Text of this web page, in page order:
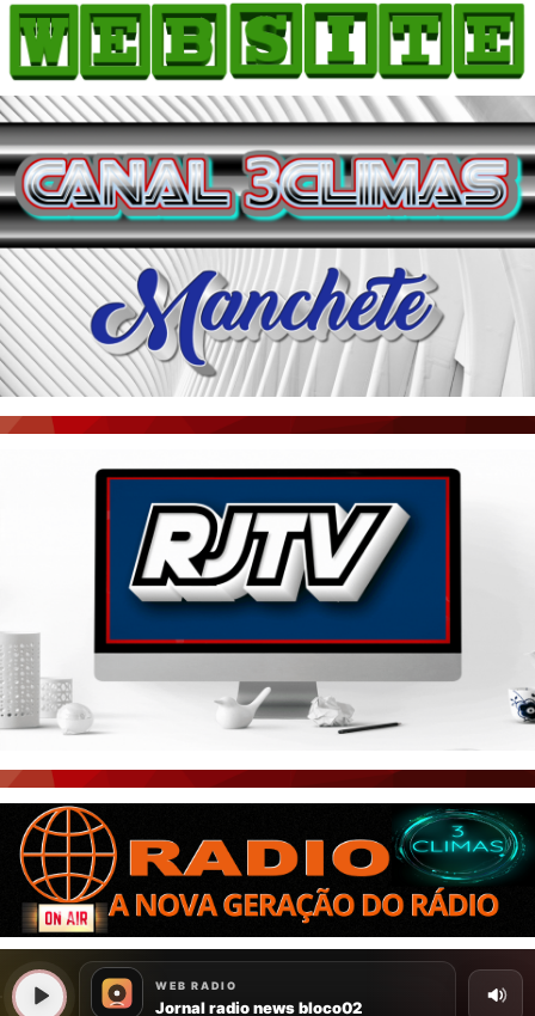
HOME
COMO ANUNCIAR
JORNAIS DO BRASIL
PODCAST/NOTÍCIAS
AS NOTÍCIAS DO DIA
ACONTECEU...VIROU MANCHETE!
BLOGS & COLUNAS
AGÊNCIA DE NOTÍCIAS
CNN BRASIL
PORTAL CEARÁ
ÚLTIMAS POSTAGENS
BOAS NOTÍCIAS...VIRAM MANCHETE!
CEARÁ BRASIL NOTÍCIAS
CEARÁ BRASIL MUNDO 1
BRASIL DE FATO
NOTÍCIAS GERAIS
CONECTE-SE